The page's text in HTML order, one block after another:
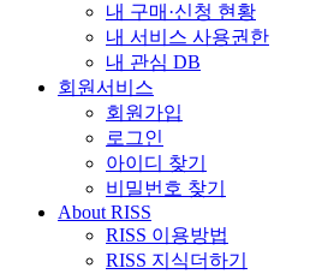
내 구매·신청 현황
내 서비스 사용권한
내 관심 DB
회원서비스
회원가입
로그인
아이디 찾기
비밀번호 찾기
About RISS
RISS 이용방법
RISS 지식더하기